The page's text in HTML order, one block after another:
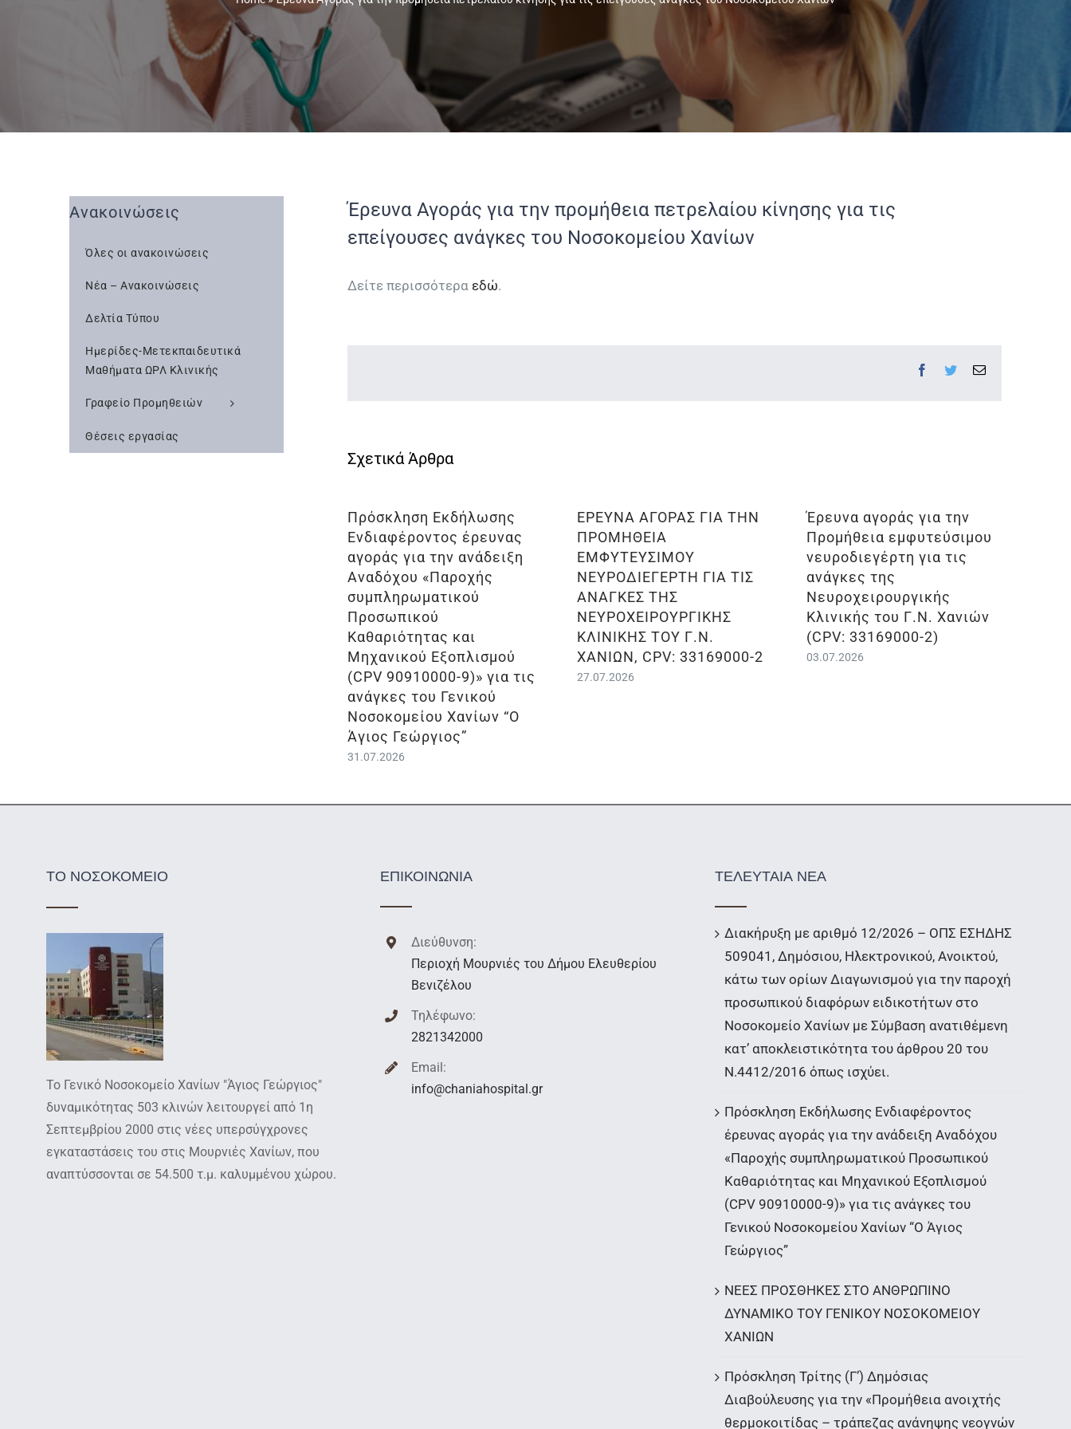
Έρευνα Αγοράς για την προμήθεια πετρελαίου κίνησης για τις
επείγουσες ανάγκες του Νοσοκομείου Χανίων
Δείτε περισσότεραεδώ.
Facebook
TwitterEmail
Πρόσκληση Εκδήλωσης
Ενδιαφέροντος έρευνας
αγοράς για την ανάδειξη
Αναδόχου «Παροχής
συμπληρωματικού
Προσωπικού
Καθαριότητας και
Μηχανικού Εξοπλισμού
(CPV 90910000-9)» για τις
ανάγκες του Γενικού
Νοσοκομείου Χανίων “Ο
Άγιος Γεώργιος”
31.07.2026
ΕΡΕΥΝΑ ΑΓΟΡΑΣ ΓΙΑ ΤΗΝ
ΠΡΟΜΗΘΕΙΑ
ΕΜΦΥΤΕΥΣΙΜΟΥ
ΝΕΥΡΟΔΙΕΓΕΡΤΗ ΓΙΑ ΤΙΣ
ΑΝΑΓΚΕΣ ΤΗΣ
ΝΕΥΡΟΧΕΙΡΟΥΡΓΙΚΗΣ
ΚΛΙΝΙΚΗΣ ΤΟΥ Γ.Ν.
ΧΑΝΙΩΝ, CPV: 33169000-2
27.07.2026
Έρευνα αγοράς για την
Προμήθεια εμφυτεύσιμου
νευροδιεγέρτη για τις
ανάγκες της
Νευροχειρουργικής
Κλινικής του Γ.Ν. Χανιών
(CPV: 33169000-2)
03.07.2026
Ανακοινώσεις
Όλες οι ανακοινώσεις
Νέα – Ανακοινώσεις
Δελτία Τύπου
Ημερίδες-Μετεκπαιδευτικά
Μαθήματα ΩΡΛ Κλινικής
Γραφείο Προμηθειών
Θέσεις εργασίας
ΤΟ ΝΟΣΟΚΟΜΕΙΟ
Το Γενικό Νοσοκομείο Χανίων "Άγιος Γεώργιος"
δυναμικότητας 503 κλινών λειτουργεί από 1η
Σεπτεμβρίου 2000 στις νέες υπερσύγχρονες
εγκαταστάσεις του στις Μουρνιές Χανίων, που
αναπτύσσονται σε 54.500 τ.μ. καλυμμένου χώρου.
ΕΠΙΚΟΙΝΩΝΙΑ
Διεύθυνση:
Περιοχή Μουρνιές του Δήμου Ελευθερίου
Βενιζέλου
Τηλέφωνο:
2821342000
Email:
info@chaniahospital.gr
ΤΕΛΕΥΤΑΙΑ ΝΕΑ
Διακήρυξη με αριθμό 12/2026 – ΟΠΣ ΕΣΗΔΗΣ
509041, Δημόσιου, Ηλεκτρονικού, Ανοικτού,
κάτω των ορίων Διαγωνισμού για την παροχή
προσωπικού διαφόρων ειδικοτήτων στο
Νοσοκομείο Χανίων με Σύμβαση ανατιθέμενη
κατ’ αποκλειστικότητα του άρθρου 20 του
Ν.4412/2016 όπως ισχύει.
Πρόσκληση Εκδήλωσης Ενδιαφέροντος
έρευνας αγοράς για την ανάδειξη Αναδόχου
«Παροχής συμπληρωματικού Προσωπικού
Καθαριότητας και Μηχανικού Εξοπλισμού
(CPV 90910000-9)» για τις ανάγκες του
Γενικού Νοσοκομείου Χανίων “Ο Άγιος
Γεώργιος”
ΝΕΕΣ ΠΡΟΣΘΗΚΕΣ ΣΤΟ ΑΝΘΡΩΠΙΝΟ
ΔΥΝΑΜΙΚΟ ΤΟΥ ΓΕΝΙΚΟΥ ΝΟΣΟΚΟΜΕΙΟΥ
ΧΑΝΙΩΝ
Πρόσκληση Τρίτης (Γ’) Δημόσιας
Διαβούλευσης για την «Προμήθεια ανοιχτής
θερμοκοιτίδας – τράπεζας ανάνηψης νεογνών